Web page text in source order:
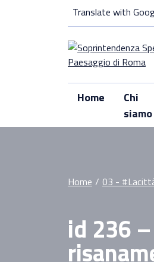
Translate with
Home
Chi
siamo
Home / 03 -
id 236